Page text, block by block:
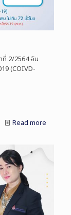
ที่ 2/2564 อัน
(COIVD-
Read more